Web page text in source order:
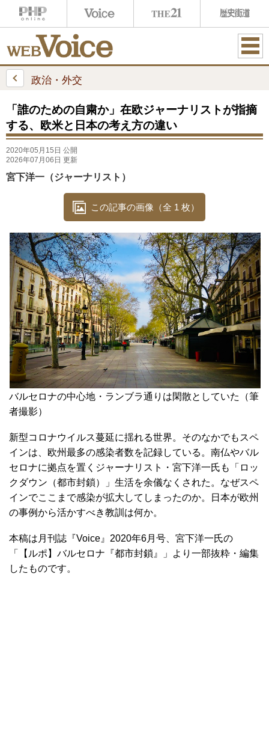
ME
政治・外交
「誰のための自粛か」在欧ジャーナリストが指摘
する、欧米と日本の考え方の違い
2020年05月15日 公開
2026年07月06日 更新
宮下洋一（ジャーナリスト）
この記事の画像（全 1 枚）
バルセロナの中心地・ランブラ通りは閑散としていた（筆
者撮影）
新型コロナウイルス蔓延に揺れる世界。そのなかでもスペ
インは、欧州最多の感染者数を記録している。南仏やバル
セロナに拠点を置くジャーナリスト・宮下洋一氏も「ロッ
クダウン（都市封鎖）」生活を余儀なくされた。なぜスペ
インでここまで感染が拡大してしまったのか。日本が欧州
の事例から活かすべき教訓は何か。
本稿は月刊誌『Voice』2020年6月号、宮下洋一氏の
「【ルポ】バルセロナ『都市封鎖』」より一部抜粋・編集
したものです。